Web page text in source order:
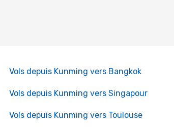
Vols depuis Kunming vers Bangkok
Vols depuis Kunming vers Singapour
Vols depuis Kunming vers Toulouse